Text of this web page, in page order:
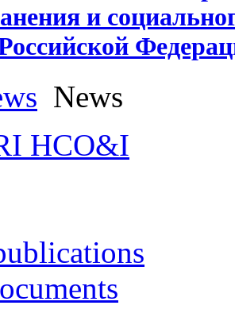
News
HCO&I